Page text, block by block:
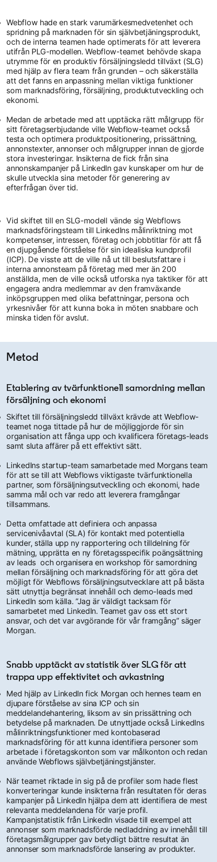
Webflow hade en stark varumärkesmedvetenhet och
spridning på marknaden för sin självbetjäningsprodukt,
och de interna teamen hade optimerats för att leverera
utifrån PLG-modellen. Webflow-teamet behövde skapa
utrymme för en produktiv försäljningsledd tillväxt (SLG)
med hjälp av flera team från grunden – och säkerställa
att det fanns en anpassning mellan viktiga funktioner
som marknadsföring, försäljning, produktutveckling och
ekonomi.
Medan de arbetade med att upptäcka rätt målgrupp för
sitt företagserbjudande ville Webflow-teamet också
testa och optimera produktpositionering, prissättning,
annonstexter, annonser och målgrupper innan de gjorde
stora investeringar. Insikterna de fick från sina
annonskampanjer på LinkedIn gav kunskaper om hur de
skulle utveckla sina metoder för generering av
efterfrågan över tid.
Vid skiftet till en SLG-modell vände sig Webflows
marknadsföringsteam till LinkedIns målinriktning mot
kompetenser, intressen, företag och jobbtitlar för att få
en djupgående förståelse för sin idealiska kundprofil
(ICP). De visste att de ville nå ut till beslutsfattare i
interna annonsteam på företag med mer än 200
anställda, men de ville också utforska nya taktiker för att
engagera andra medlemmar av den framväxande
inköpsgruppen med olika befattningar, persona och
yrkesnivåer för att kunna boka in möten snabbare och
minska tiden för avslut.
Metod
Etablering av tvärfunktionell samordning mellan
försäljning och ekonomi
Skiftet till försäljningsledd tillväxt krävde att Webflow-
teamet noga tittade på hur de möjliggjorde för sin
organisation att fånga upp och kvalificera företags-leads
samt sluta affärer på ett effektivt sätt.
LinkedIns startup-team samarbetade med Morgans team
för att se till att Webflows viktigaste tvärfunktionella
partner, som försäljningsutveckling och ekonomi, hade
samma mål och var redo att leverera framgångar
tillsammans.
Detta omfattade att definiera och anpassa
servicenivåavtal (SLA) för kontakt med potentiella
kunder, ställa upp ny rapportering och tilldelning för
mätning, upprätta en ny företagsspecifik poängsättning
av leads och organisera en workshop för samordning
mellan försäljning och marknadsföring för att göra det
möjligt för Webflows försäljningsutvecklare att på bästa
sätt utnyttja begränsat innehåll och demo-leads med
LinkedIn som källa. ”Jag är väldigt tacksam för
samarbetet med LinkedIn. Teamet gav oss ett stort
ansvar, och det var avgörande för vår framgång” säger
Morgan.
Snabb upptäckt av statistik över SLG för att
trappa upp effektivitet och avkastning
Med hjälp av LinkedIn fick Morgan och hennes team en
djupare förståelse av sina ICP och sin
meddelandehantering, liksom av sin prissättning och
betydelse på marknaden. De utnyttjade också LinkedIns
målinriktningsfunktioner med kontobaserad
marknadsföring för att kunna identifiera personer som
arbetade i företagskonton som var målkonton och redan
använde Webflows självbetjäningstjänster.
När teamet riktade in sig på de profiler som hade flest
konverteringar kunde insikterna från resultaten för deras
kampanjer på LinkedIn hjälpa dem att identifiera de mest
relevanta meddelandena för varje profil.
Kampanjstatistik från LinkedIn visade till exempel att
annonser som marknadsförde nedladdning av innehåll till
företagsmålgrupper gav betydligt bättre resultat än
annonser som marknadsförde lansering av produkter.